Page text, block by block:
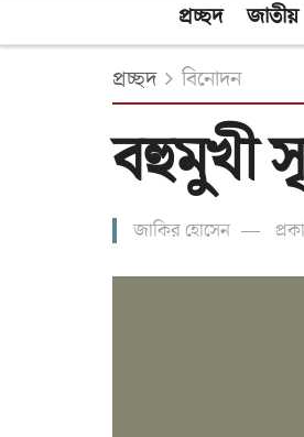
প্রচ্ছদ জাতীয়
প্রচ্ছদ বিনোদন
বহুমুখী
জাকির হোসেন